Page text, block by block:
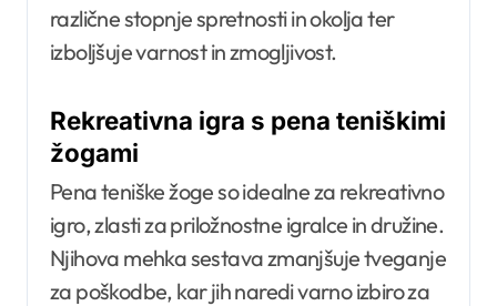
različne stopnje spretnosti in okolja ter
izboljšuje varnost in zmogljivost.
Rekreativna igra s pena teniškimi
žogami
Pena teniške žoge so idealne za rekreativno
igro, zlasti za priložnostne igralce in družine.
Njihova mehka sestava zmanjšuje tveganje
za poškodbe, kar jih naredi varno izbiro za